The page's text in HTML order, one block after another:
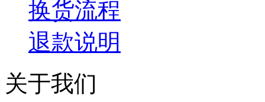
换货流程
退款说明
关于我们